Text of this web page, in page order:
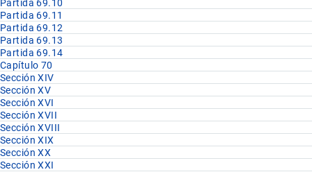
Partida 69.10
Partida 69.11
Partida 69.12
Partida 69.13
Partida 69.14
Capítulo 70
Sección XIV
Sección XV
Sección XVI
Sección XVII
Sección XVIII
Sección XIX
Sección XX
Sección XXI